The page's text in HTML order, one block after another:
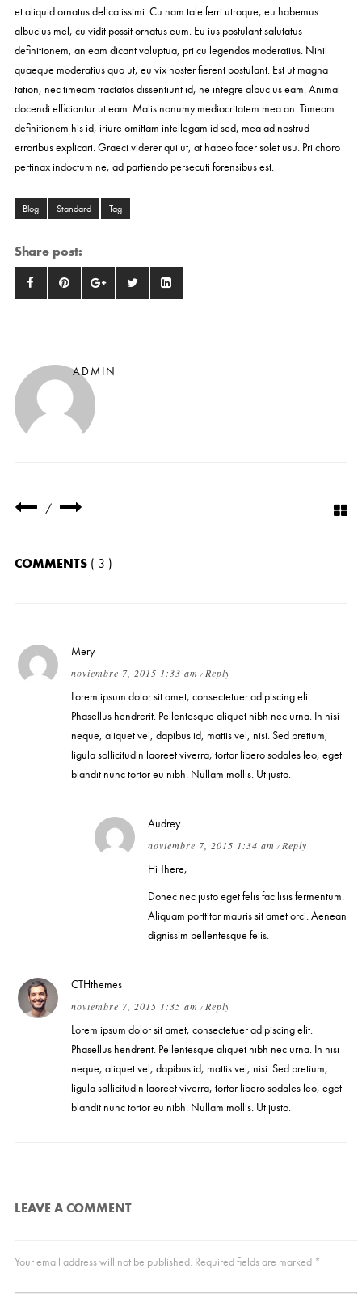
et aliquid ornatus delicatissimi. Cu nam tale ferri utroque, eu habemus
albucius mel, cu vidit possit ornatus eum. Eu ius postulant salutatus
definitionem, an eam dicant voluptua, pri cu legendos moderatius. Nihil
quaeque moderatius quo ut, eu vix noster fierent postulant. Est ut magna
tation, nec timeam tractatos dissentiunt id, ne integre albucius eam. Animal
docendi efficiantur ut eam. Malis nonumy mediocritatem mea an. Timeam
definitionem his id, iriure omittam intellegam id sed, mea ad nostrud
erroribus explicari. Graeci viderer qui ut, at habeo facer solet usu. Pri choro
pertinax indoctum ne, ad partiendo persecuti forensibus est.
Blog Standard Tag
Share post:
ADMIN
/
COMMENTS ( 3 )
Mery
noviembre 7, 2015 1:33 am / Reply
Lorem ipsum dolor sit amet, consectetuer adipiscing elit.
Phasellus hendrerit. Pellentesque aliquet nibh nec urna. In nisi
neque, aliquet vel, dapibus id, mattis vel, nisi. Sed pretium,
ligula sollicitudin laoreet viverra, tortor libero sodales leo, eget
blandit nunc tortor eu nibh. Nullam mollis. Ut justo.
Audrey
noviembre 7, 2015 1:34 am / Reply
Hi There,
Donec nec justo eget felis facilisis fermentum.
Aliquam porttitor mauris sit amet orci. Aenean
dignissim pellentesque felis.
CTHthemes
noviembre 7, 2015 1:35 am / Reply
Lorem ipsum dolor sit amet, consectetuer adipiscing elit.
Phasellus hendrerit. Pellentesque aliquet nibh nec urna. In nisi
neque, aliquet vel, dapibus id, mattis vel, nisi. Sed pretium,
ligula sollicitudin laoreet viverra, tortor libero sodales leo, eget
blandit nunc tortor eu nibh. Nullam mollis. Ut justo.
LEAVE A COMMENT
Your email address will not be published. Required fields are marked *